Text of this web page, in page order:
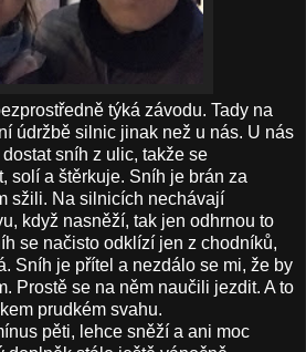
týká závodu. Tady na
údržbě silnic jinak než u nás. U nás
sníh z ulic, takže se
solí a štěrkuje. Sníh je brán za
sžili. Na silnicích nechávají
když nasněží, tak jen odhrnou to
se načisto odklízí jen z chodníků,
Sníh je přítel a nezdálo se mi, že by
Prostě se na něm naučili jezdit. A to
prudkém svahu.
pěti, lehce sněží a ani moc